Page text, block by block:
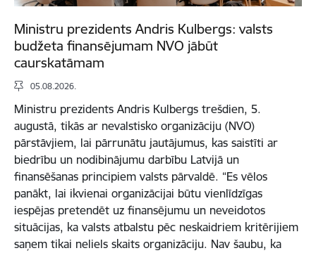
Ministru prezidents Andris Kulbergs: valsts
budžeta finansējumam NVO jābūt
caurskatāmam
05.08.2026.
Ministru prezidents Andris Kulbergs trešdien, 5.
augustā, tikās ar nevalstisko organizāciju (NVO)
pārstāvjiem, lai pārrunātu jautājumus, kas saistīti ar
biedrību un nodibinājumu darbību Latvijā un
finansēšanas principiem valsts pārvaldē. “Es vēlos
panākt, lai ikvienai organizācijai būtu vienlīdzīgas
iespējas pretendēt uz finansējumu un neveidotos
situācijas, ka valsts atbalstu pēc neskaidriem kritērijiem
saņem tikai neliels skaits organizāciju. Nav šaubu, ka